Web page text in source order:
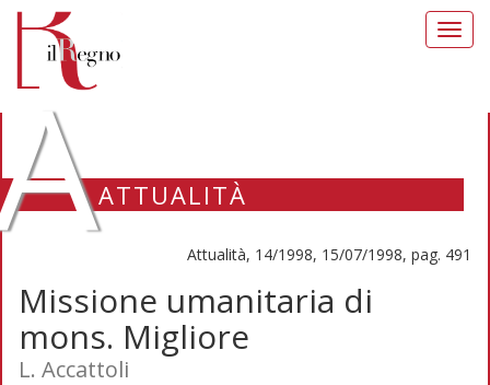
ATTUALITÀ
Attualità, 14/1998, 15/07/1998, pag. 491
Missione umanitaria di
mons. Migliore
L. Accattoli